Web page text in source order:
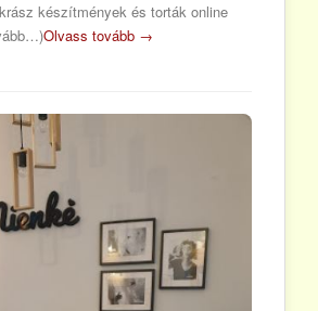
készítmények és torták online
Olvass tovább →